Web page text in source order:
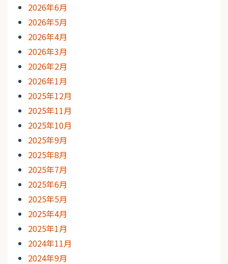
2026年6月
2026年5月
2026年4月
2026年3月
2026年2月
2026年1月
2025年12月
2025年11月
2025年10月
2025年9月
2025年8月
2025年7月
2025年6月
2025年5月
2025年4月
2025年1月
2024年11月
2024年9月